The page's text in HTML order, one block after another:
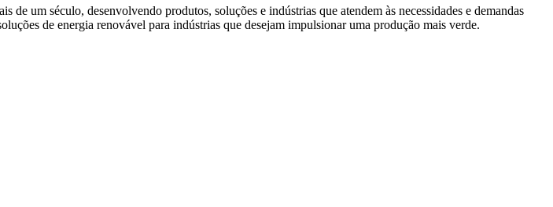
um século, desenvolvendo produtos, soluções e indústrias que atendem às necessidades e demandas
de energia renovável para indústrias que desejam impulsionar uma produção mais verde.